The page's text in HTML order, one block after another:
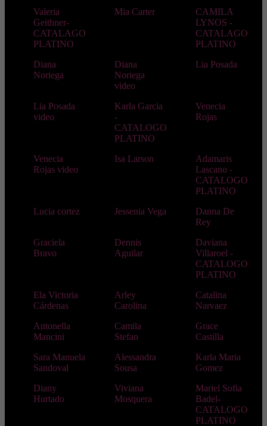
Valeria
Geithner-
CATALAGO
PLATINO
Mia Carter
CAMILA
LYNOS -
CATALAGO
PLATINO
Diana
Noriega
Diana
Noriega
video
Lia Posada
Lia Posada
video
Karla Garcia
-
CATALOGO
PLATINO
Venecia
Rojas
Venecia
Rojas video
Isa Larson
Adamaris
Lascano -
CATALOGO
PLATINO
Lucia cortez
Jessenia Vega
Danna De
Rey
Graciela
Bravo
Dennis
Aguilar
Daviana
Villaroel -
CATALOGO
PLATINO
Ela Victoria
Cárdenas
Arley
Carolina
Catalina
Narvaez
Antonella
Mancini
Camila
Stefan
Grace
Castilla
Sara Manuela
Sandoval
Alessandra
Sousa
Karla Maria
Gomez
Diany
Hurtado
Viviana
Mosquera
Mariel Sofia
Badel-
CATALOGO
PLATINO